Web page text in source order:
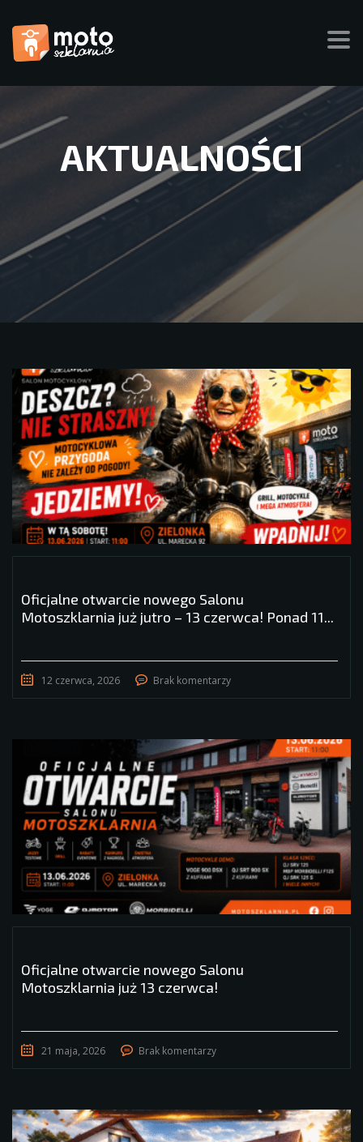
AKTUALNOŚCI
Oficjalne otwarcie nowego Salonu
Motoszklarnia już jutro – 13 czerwca! Ponad 11...
12 czerwca, 2026 Brak komentarzy
Oficjalne otwarcie nowego Salonu
Motoszklarnia już 13 czerwca!
21 maja, 2026 Brak komentarzy